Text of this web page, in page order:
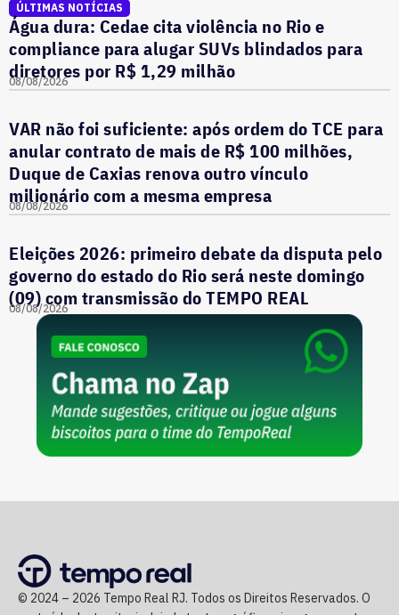
ÚLTIMAS NOTÍCIAS
Água dura: Cedae cita violência no Rio e
compliance para alugar SUVs blindados para
diretores por R$ 1,29 milhão
08/08/2026
VAR não foi suficiente: após ordem do TCE para
anular contrato de mais de R$ 100 milhões,
Duque de Caxias renova outro vínculo
milionário com a mesma empresa
08/08/2026
Eleições 2026: primeiro debate da disputa pelo
governo do estado do Rio será neste domingo
(09) com transmissão do TEMPO REAL
08/08/2026
© 2024 – 2026 Tempo Real RJ. Todos os Direitos Reservados. O